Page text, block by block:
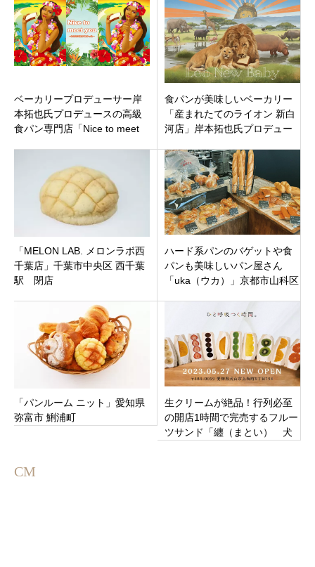
ン
ベーカリープロデューサー岸
本拓也氏プロデュースの高級
食パン専門店「Nice to meet
月10日グランドオープン！
食パンが美味しいベーカリー
「産まれたてのライオン 新白
河店」岸本拓也氏プロデュー
ープンです。
「MELON LAB. メロンラボ西
千葉店」千葉市中央区 西千葉
駅 閉店
ハード系パンのバゲットや食
パンも美味しいパン屋さん
「uka（ウカ）」京都市山科区
「パンルーム ニット」愛知県
弥富市 鯏浦町
生クリームが絶品！行列必至
の開店1時間で完売するフルー
ツサンド「纏（まとい） 犬
CM